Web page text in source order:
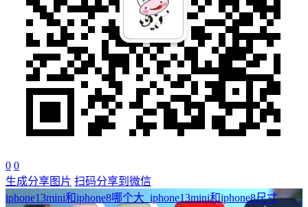
0 0
生成分享图片 扫码分享到微信
iphone13mini和iphone8哪个大_iphone13mini和iphone8尺寸